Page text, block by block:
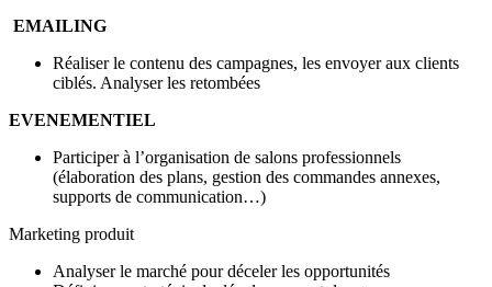
EMAILING
Réaliser le contenu des campagnes, les envoyer aux clients
ciblés. Analyser les retombées
EVENEMENTIEL
Participer à l’organisation de salons professionnels
(élaboration des plans, gestion des commandes annexes,
supports de communication…)
Marketing produit
Analyser le marché pour déceler les opportunités